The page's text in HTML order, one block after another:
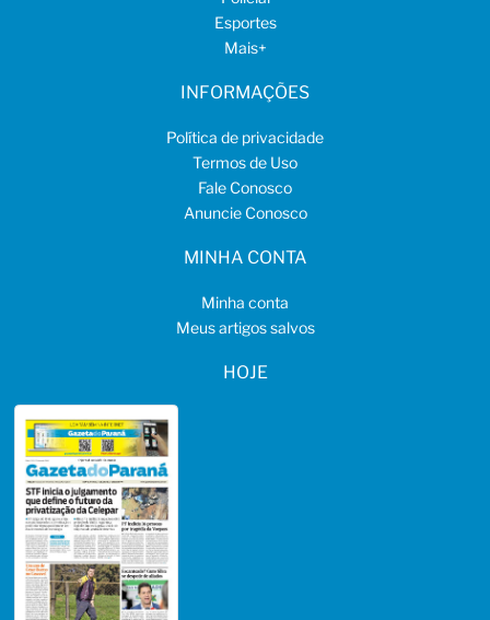
Esportes
Mais+
INFORMAÇÕES
Política de privacidade
Termos de Uso
Fale Conosco
Anuncie Conosco
MINHA CONTA
Minha conta
Meus artigos salvos
HOJE